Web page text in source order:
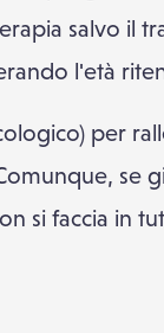
salvo il
l'età
per
se
si faccia in